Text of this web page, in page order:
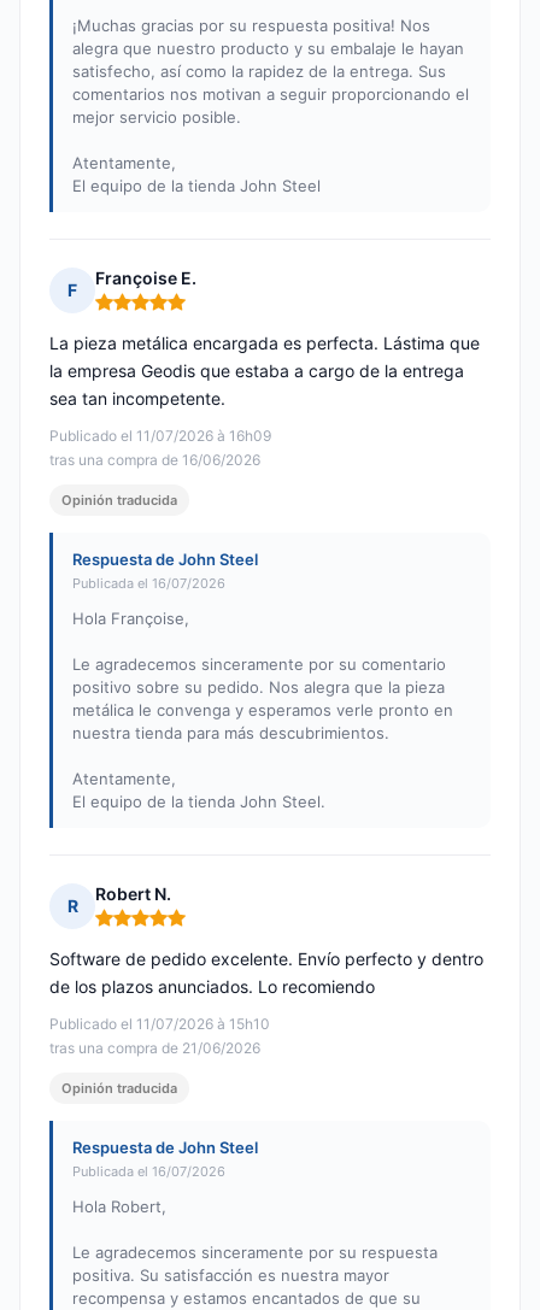
¡Muchas gracias por su respuesta positiva! Nos
alegra que nuestro producto y su embalaje le hayan
satisfecho, así como la rapidez de la entrega. Sus
comentarios nos motivan a seguir proporcionando el
mejor servicio posible.
Atentamente,
El equipo de la tienda John Steel
F
Françoise E.
Nota: 5 de 5
Publicado el 11/07/2026 à 16h09
tras una compra de 16/06/2026
La pieza metálica encargada es perfecta. Lástima que
la empresa Geodis que estaba a cargo de la entrega
sea tan incompetente.
Opinión traducida
Respuesta de John Steel
Publicada el 16/07/2026
Hola Françoise,
Le agradecemos sinceramente por su comentario
positivo sobre su pedido. Nos alegra que la pieza
metálica le convenga y esperamos verle pronto en
nuestra tienda para más descubrimientos.
Atentamente,
El equipo de la tienda John Steel.
R
Robert N.
Nota: 5 de 5
Publicado el 11/07/2026 à 15h10
tras una compra de 21/06/2026
Software de pedido excelente. Envío perfecto y dentro
de los plazos anunciados. Lo recomiendo
Opinión traducida
Respuesta de John Steel
Publicada el 16/07/2026
Hola Robert,
Le agradecemos sinceramente por su respuesta
positiva. Su satisfacción es nuestra mayor
recompensa y estamos encantados de que su